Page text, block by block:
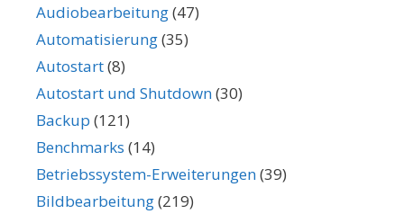
Audiobearbeitung(47)
Automatisierung(35)
Autostart(8)
Autostart und Shutdown(30)
Backup (121)
Benchmarks (14)
Betriebssystem-Erweiterungen(39)
Bildbearbeitung(219)